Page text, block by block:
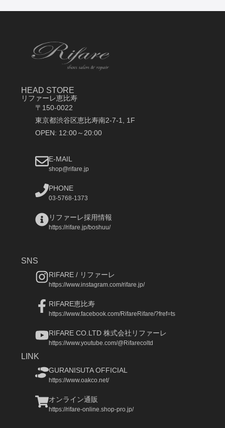
HEAD STORE
リファーレ恵比寿
〒150-0022
東京都渋谷区恵比寿南2-7-1, 1F
OPEN: 12:00～20:00
E-MAIL
shop@rifare.jp
PHONE
03-5768-1373
リファーレ採用情報
https://rifare.jp/boshuu/
SNS
RIFARE / リファーレ
https://www.instagram.com/rifare.jp/
RIFARE恵比寿
https://www.facebook.com/RifareRifare/?fref=ts
RIFARE CO.LTD 株式会社リファーレ
https://www.youtube.com/@Rifarecoltd
LINK
GURANISUTA OFFICIAL
https://www.oakco.net/
オンライン通販
https://rifare-online.shop-pro.jp/